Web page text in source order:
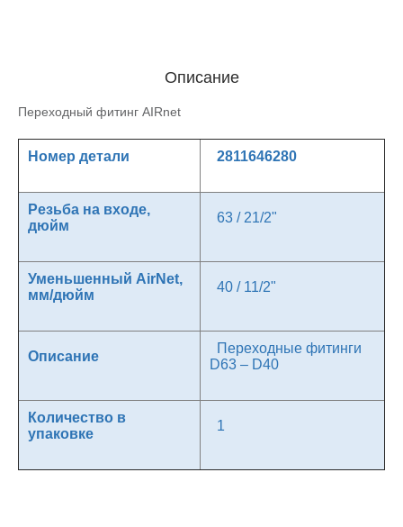
Описание
Переходный фитинг AIRnet
Номер детали 2811646280
Резьба на входе,
дюйм
63 / 21/2"
Уменьшенный AirNet,
мм/дюйм
40 / 11/2"
Описание
Переходные фитинги
D63 – D40
Количество в
упаковке
1